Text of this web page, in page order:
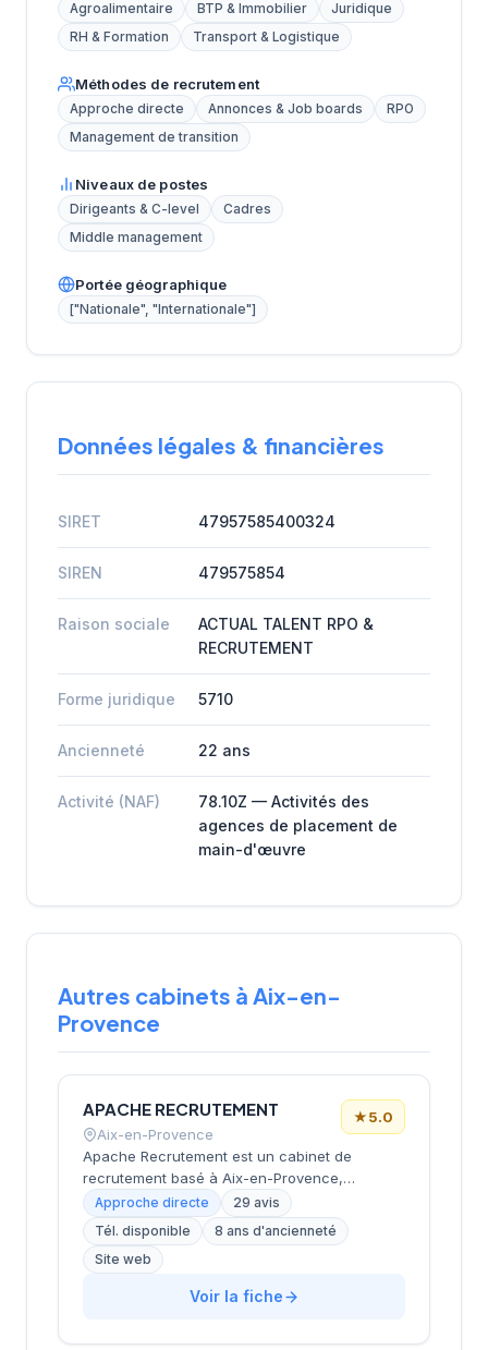
Agroalimentaire BTP & Immobilier
Juridique
RH & Formation
Transport & Logistique
Méthodes de recrutement
Approche directe Annonces & Job boards
RPO
Management de transition
Niveaux de postes
Dirigeants & C-level
Cadres
Middle management
Portée géographique
["Nationale", "Internationale"]
Données légales & financières
SIRET 47957585400324
SIREN 479575854
Raison sociale
ACTUAL TALENT RPO &
RECRUTEMENT
Forme juridique 5710
Ancienneté 22 ans
Activité (NAF)
78.10Z — Activités des
agences de placement de
main-d'œuvre
Autres cabinets à Aix-en-
Provence
APACHE RECRUTEMENT
Aix-en-Provence
★5.0
Apache Recrutement est un cabinet de
recrutement basé à Aix-en-Provence,
spécialisé dans le secteur de l'expertise
comptable et de la gestion administrative.
Fondé en 2018, il intervient sur les régions
PACA, Occitanie et Rhône-Alpes, proposant
des solutions adaptées aux besoins des
candidats et des entreprises. Le cabinet se
Approche directe
29 avis
Tél. disponible
8 ans d'ancienneté
Site web
Voir la fiche